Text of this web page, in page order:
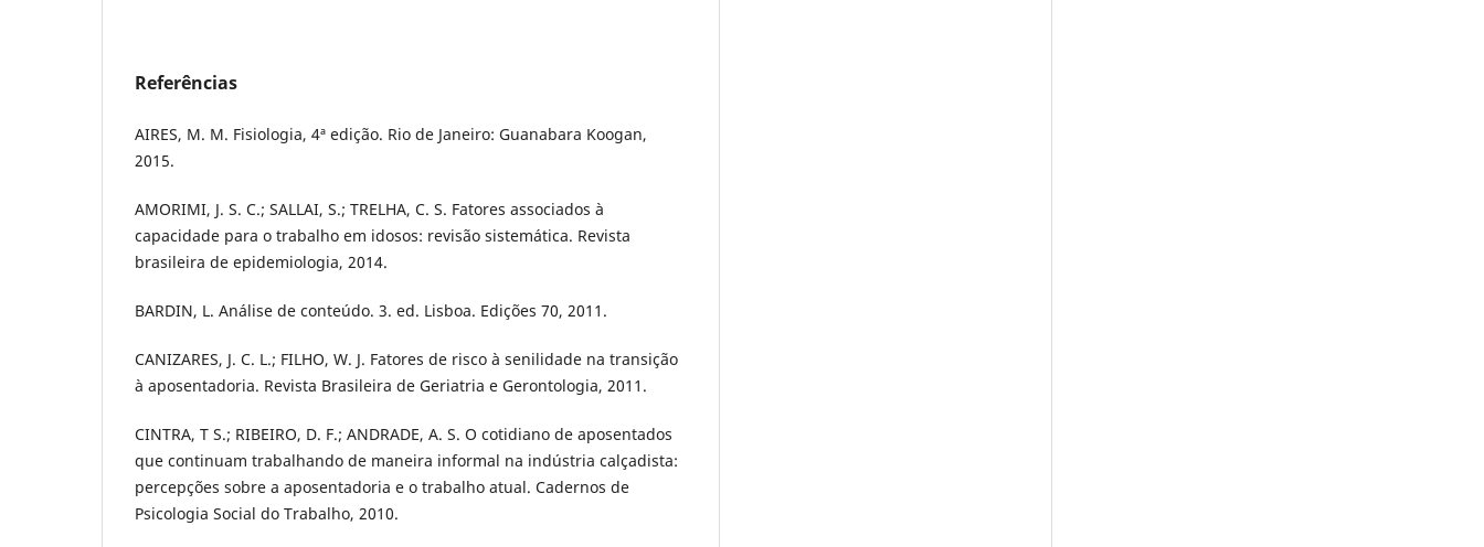
Referências
AIRES, M. M. Fisiologia, 4ª edição. Rio de Janeiro: Guanabara Koogan,
2015.
AMORIMI, J. S. C.; SALLAI, S.; TRELHA, C. S. Fatores associados à
capacidade para o trabalho em idosos: revisão sistemática. Revista
brasileira de epidemiologia, 2014.
BARDIN, L. Análise de conteúdo. 3. ed. Lisboa. Edições 70, 2011.
CANIZARES, J. C. L.; FILHO, W. J. Fatores de risco à senilidade na transição
à aposentadoria. Revista Brasileira de Geriatria e Gerontologia, 2011.
CINTRA, T S.; RIBEIRO, D. F.; ANDRADE, A. S. O cotidiano de aposentados
que continuam trabalhando de maneira informal na indústria calçadista:
percepções sobre a aposentadoria e o trabalho atual. Cadernos de
Psicologia Social do Trabalho, 2010.